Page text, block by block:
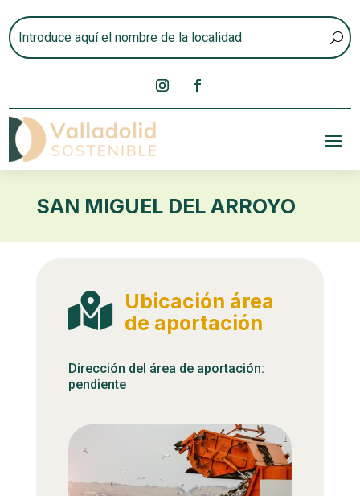
SAN MIGUEL DEL ARROYO
 Ubicación área
de aportación
Dirección del área de aportación:
pendiente